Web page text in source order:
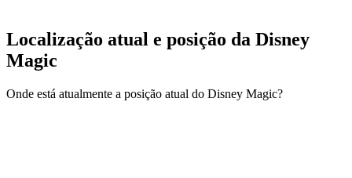
Localização atual e posição da Disney
Magic
Onde está atualmente a posição atual do Disney Magic?